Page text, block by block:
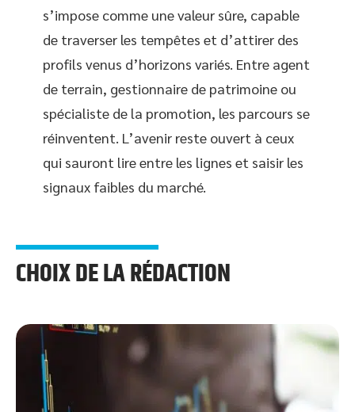
s’impose comme une valeur sûre, capable
de traverser les tempêtes et d’attirer des
profils venus d’horizons variés. Entre agent
de terrain, gestionnaire de patrimoine ou
spécialiste de la promotion, les parcours se
réinventent. L’avenir reste ouvert à ceux
qui sauront lire entre les lignes et saisir les
signaux faibles du marché.
CHOIX DE LA RÉDACTION